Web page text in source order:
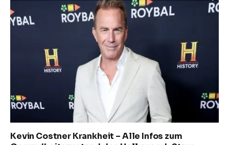
Kevin Costner Krankheit – Alle Infos zum